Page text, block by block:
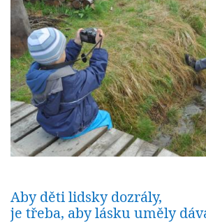
Aby děti lidsky dozrály,
je třeba, aby lásku uměly